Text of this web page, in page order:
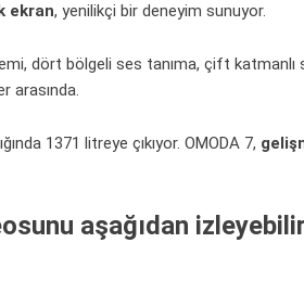
ekran, yenilikçi bir deneyim sunuyor.
dört bölgeli ses tanıma, çift katmanlı
arasında.
1371 litreye çıkıyor. OMODA 7,
aşağıdan